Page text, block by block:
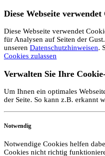
Diese Webseite verwendet
Diese Webseite verwendet
für Analysen auf Seiten der
unseren Datenschutzhinweisen.
Cookies zulassen
Verwalten Sie Ihre
Um Ihnen ein optimales
der Seite. So kann z.B. erkannt
Notwendig
Notwendige Cookies helfen
Cookies nicht richtig